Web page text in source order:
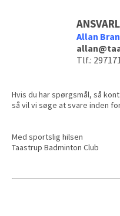
Allan
Tlf.:
Hvis du har spørgsmål, så
så vil vi søge at svare inden
Med sportslig hilsen
Taastrup Badminton Club